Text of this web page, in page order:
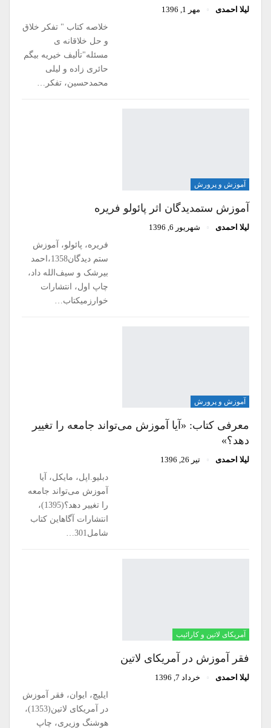
لیلا احمدی
مهر 1, 1396
خلاصه کتاب " تفکر خلاق
و حل خلاقانه ی
مسئله"تألیف خیریه بیگم
حائری زاده و لیلی
محمدحسین، تفکر…
آموزش و پرورش
آموزش ستمدیدگان اثر پائولو فریره
لیلا احمدی
شهریور 6, 1396
فریره، پائولو، آموزش
ستم دیدگان1358،احمد
بیرشک و سیف‌الله داد،
چاپ اول، انتشارات
خوارزمیکتاب…
آموزش و پرورش
معرفی کتاب: «آیا آموزش می‌تواند جامعه را تغییر
دهد؟»
لیلا احمدی
تیر 26, 1396
دبلیو.اپل، مایکل، آیا
آموزش می‌تواند جامعه
را تغییر دهد؟(1395)،
انتشارات آگاهاین کتاب
شامل301…
آمریکای لاتین و کارائیب
فقر آموزش در آمریکای لاتین
لیلا احمدی
خرداد 7, 1396
ایلیچ، ایوان، فقر آموزش
در آمریکای لاتین(1353)،
هوشنگ وزیری، چاپ